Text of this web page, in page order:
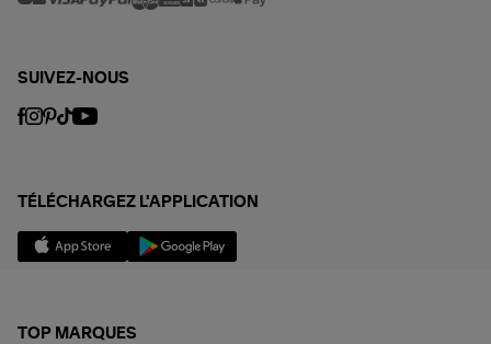
SUIVEZ-NOUS
TÉLÉCHARGEZ L'APPLICATION
TOP MARQUES